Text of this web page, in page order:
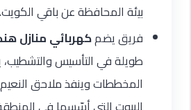
بيئة المحافظة عن باقي الكويت.
فريق يضمكهربائي منازل
طويلة في التأسيس والتشطيب،
المخططات وينفذ ملاحق